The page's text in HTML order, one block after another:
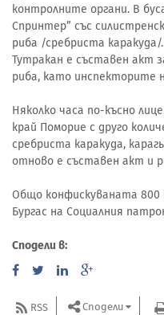
контролните органи. В
Спринтер” със
риба /сребриста
Тутракан е съставен акт
риба, като инспекторите
Няколко часа по-късно
край Поморие с друго
сребриста каракуда,
отново е съставен акт и
Общо конфискуваната 800
Бургас на Социалния
Сподели в:
RSS Сподели